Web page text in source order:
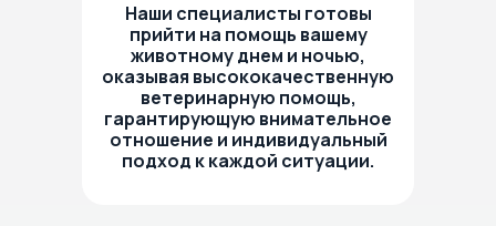
Наши специалисты готовы
прийти на помощь вашему
животному днем и ночью,
оказывая высококачественную
ветеринарную помощь,
гарантирующую внимательное
отношение и индивидуальный
подход к каждой ситуации.